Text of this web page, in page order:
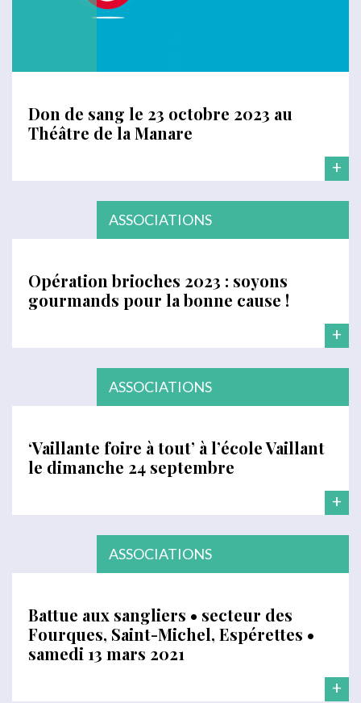
Don de sang le 23 octobre 2023 au
Théâtre de la Manare
+
ASSOCIATIONS
Opération brioches 2023 : soyons
gourmands pour la bonne cause !
+
ASSOCIATIONS
‘Vaillante foire à tout’ à l’école Vaillant
le dimanche 24 septembre
+
ASSOCIATIONS
Battue aux sangliers • secteur des
Fourques, Saint-Michel, Espérettes •
samedi 13 mars 2021
+